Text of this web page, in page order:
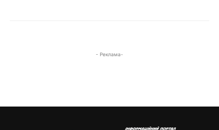
- Реклама-